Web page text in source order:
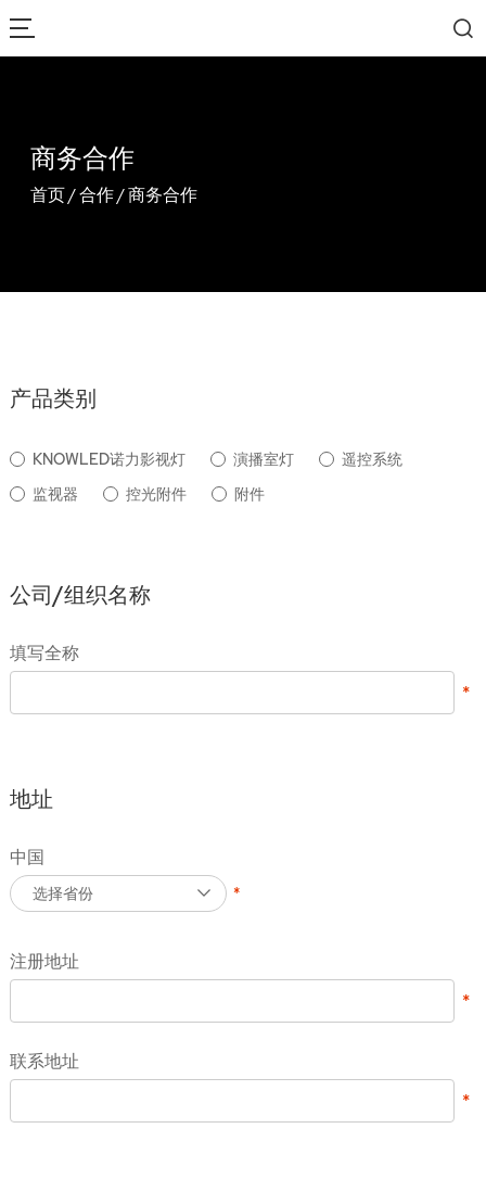
商务合作
首页/合作/商务合作
产品类别
KNOWLED诺力影视灯 演播室灯
遥控系统
监视器
控光附件 附件
公司/组织名称
填写全称
地址
中国
选择省份
注册地址
联系地址